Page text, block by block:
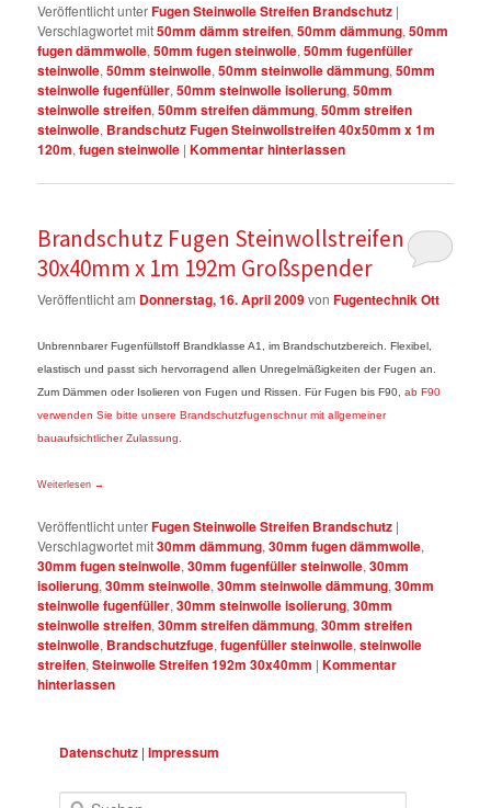
Veröffentlicht unterFugen Steinwolle Streifen Brandschutz |
Verschlagwortet mit50mm dämm streifen,50mm dämmung,50mm
fugen dämmwolle,50mm fugen steinwolle,50mm fugenfüller
steinwolle,50mm steinwolle,50mm steinwolle dämmung,50mm
steinwolle fugenfüller,50mm steinwolle isolierung,50mm
steinwolle streifen,50mm streifen dämmung,50mm streifen
steinwolle, Brandschutz Fugen Steinwollstreifen 40x50mm x 1m
120m,fugen steinwolle |Kommentar hinterlassen
Brandschutz Fugen Steinwollstreifen
30x40mm x 1m 192m Großspender
Veröffentlicht am Donnerstag, 16. April 2009vonFugentechnik Ott
Unbrennbarer Fugenfüllstoff Brandklasse A1, im Brandschutzbereich. Flexibel,
elastisch und passt sich hervorragend allen Unregelmäßigkeiten der Fugen an.
Zum Dämmen oder Isolieren von Fugen und Rissen. Für Fugen bis F90,ab F90
verwenden Sie bitte unsere Brandschutzfugenschnur mit allgemeiner
bauaufsichtlicher Zulassung.
Weiterlesen →
Veröffentlicht unterFugen Steinwolle Streifen Brandschutz |
Verschlagwortet mit30mm dämmung,30mm fugen dämmwolle,
30mm fugen steinwolle,30mm fugenfüller steinwolle,30mm
isolierung,30mm steinwolle,30mm steinwolle dämmung,30mm
steinwolle fugenfüller,30mm steinwolle isolierung,30mm
steinwolle streifen,30mm streifen dämmung,30mm streifen
steinwolle, Brandschutzfuge,fugenfüller steinwolle,steinwolle
streifen,Steinwolle Streifen 192m 30x40mm |Kommentar
hinterlassen
Datenschutz |Impressum
Suchen